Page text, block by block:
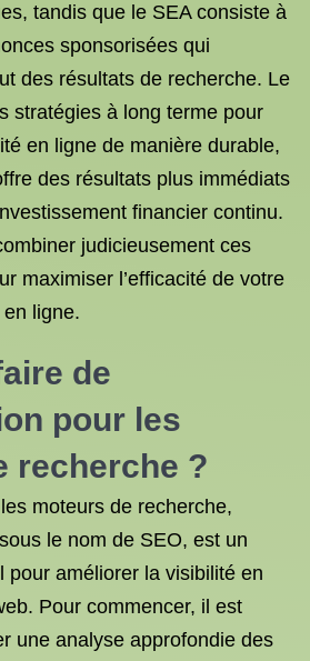
tandis que le SEA consiste à
sponsorisées qui
des résultats de recherche. Le
stratégies à long terme pour
en ligne de manière durable,
des résultats plus immédiats
financier continu.
judicieusement ces
maximiser l’efficacité de votre
ligne.
de
pour les
recherche ?
moteurs de recherche,
le nom de SEO, est un
pour améliorer la visibilité en
Pour commencer, il est
une analyse approfondie des